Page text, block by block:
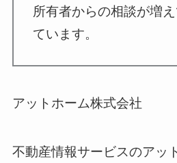
所有者からの相談が増
ています。
アットホーム株式会社
不動産情報サービスのアッ